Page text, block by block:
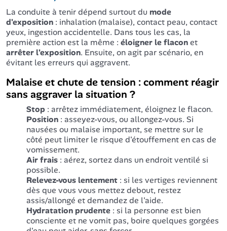
La conduite à tenir dépend surtout du mode
d'exposition : inhalation (malaise), contact peau, contact
yeux, ingestion accidentelle. Dans tous les cas, la
première action est la même : éloigner le flaconet
arrêter l'exposition. Ensuite, on agit par scénario, en
évitant les erreurs qui aggravent.
Malaise et chute de tension : comment réagir
sans aggraver la situation ?
Stop : arrêtez immédiatement, éloignez le flacon.
Position : asseyez-vous, ou allongez-vous. Si
nausées ou malaise important, se mettre sur le
côté peut limiter le risque d'étouffement en cas de
vomissement.
Air frais : aérez, sortez dans un endroit ventilé si
possible.
Relevez-vous lentement : si les vertiges reviennent
dès que vous vous mettez debout, restez
assis/allongé et demandez de l'aide.
Hydratation prudente : si la personne est bien
consciente et ne vomit pas, boire quelques gorgées